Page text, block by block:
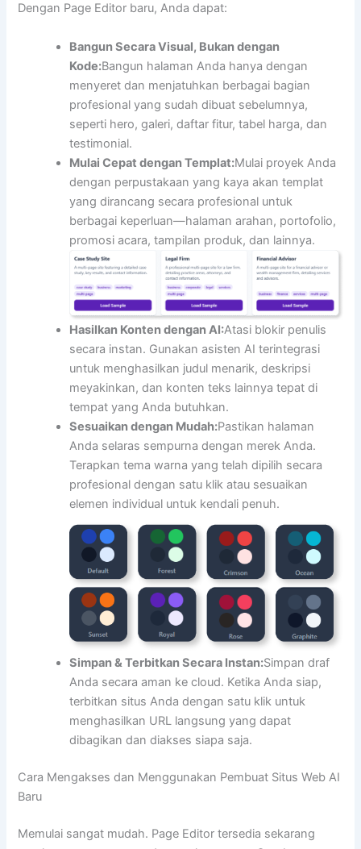
Dengan Page Editor baru, Anda dapat:
Bangun Secara Visual, Bukan dengan
Kode:Bangun halaman Anda hanya dengan
menyeret dan menjatuhkan berbagai bagian
profesional yang sudah dibuat sebelumnya,
seperti hero, galeri, daftar fitur, tabel harga, dan
testimonial.
Mulai Cepat dengan Templat:Mulai proyek Anda
dengan perpustakaan yang kaya akan templat
yang dirancang secara profesional untuk
berbagai keperluan—halaman arahan, portofolio,
promosi acara, tampilan produk, dan lainnya.
Hasilkan Konten dengan AI:Atasi blokir penulis
secara instan. Gunakan asisten AI terintegrasi
untuk menghasilkan judul menarik, deskripsi
meyakinkan, dan konten teks lainnya tepat di
tempat yang Anda butuhkan.
Sesuaikan dengan Mudah:Pastikan halaman
Anda selaras sempurna dengan merek Anda.
Terapkan tema warna yang telah dipilih secara
profesional dengan satu klik atau sesuaikan
elemen individual untuk kendali penuh.
Simpan & Terbitkan Secara Instan:Simpan draf
Anda secara aman ke cloud. Ketika Anda siap,
terbitkan situs Anda dengan satu klik untuk
menghasilkan URL langsung yang dapat
dibagikan dan diakses siapa saja.
Cara Mengakses dan Menggunakan Pembuat Situs Web AI
Baru
Memulai sangat mudah. Page Editor tersedia sekarang